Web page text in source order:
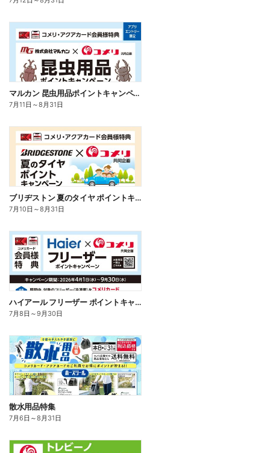
マルカン 昆虫用品ポイントキャンペーン
7月11日 ～8月31日
ブリヂストン 夏のタイヤ ポイントキャンペーン
7月10日 ～8月31日
ハイアール フリーザー ポイントキャンペーン
7月8日 ～9月30日
散水用品特集
7月6日 ～8月31日